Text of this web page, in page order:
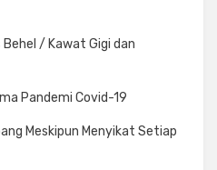
Behel / Kawat Gigi dan
Pandemi Covid-19
Meskipun Menyikat Setiap